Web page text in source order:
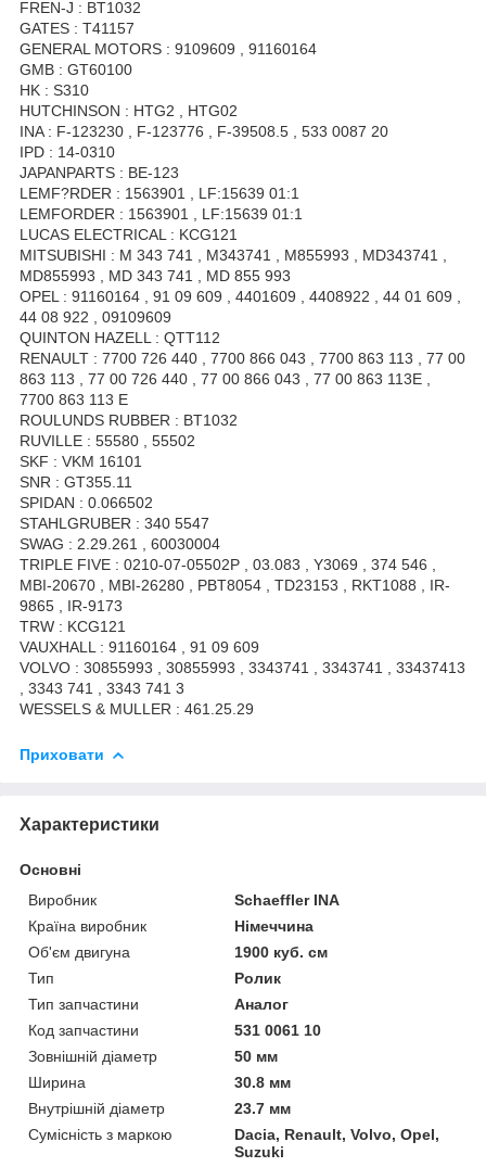
FREN-J : BT1032
GATES : T41157
GENERAL MOTORS : 9109609 , 91160164
GMB : GT60100
HK : S310
HUTCHINSON : HTG2 , HTG02
INA : F-123230 , F-123776 , F-39508.5 , 533 0087 20
IPD : 14-0310
JAPANPARTS : BE-123
LEMF?RDER : 1563901 , LF:15639 01:1
LEMFORDER : 1563901 , LF:15639 01:1
LUCAS ELECTRICAL : KCG121
MITSUBISHI : M 343 741 , M343741 , M855993 , MD343741 ,
MD855993 , MD 343 741 , MD 855 993
OPEL : 91160164 , 91 09 609 , 4401609 , 4408922 , 44 01 609 ,
44 08 922 , 09109609
QUINTON HAZELL : QTT112
RENAULT : 7700 726 440 , 7700 866 043 , 7700 863 113 , 77 00
863 113 , 77 00 726 440 , 77 00 866 043 , 77 00 863 113E ,
7700 863 113 E
ROULUNDS RUBBER : BT1032
RUVILLE : 55580 , 55502
SKF : VKM 16101
SNR : GT355.11
SPIDAN : 0.066502
STAHLGRUBER : 340 5547
SWAG : 2.29.261 , 60030004
TRIPLE FIVE : 0210-07-05502P , 03.083 , Y3069 , 374 546 ,
MBI-20670 , MBI-26280 , PBT8054 , TD23153 , RKT1088 , IR-
9865 , IR-9173
TRW : KCG121
VAUXHALL : 91160164 , 91 09 609
VOLVO : 30855993 , 30855993 , 3343741 , 3343741 , 33437413
, 3343 741 , 3343 741 3
WESSELS & MULLER : 461.25.29
Приховати
Характеристики
Основні
Виробник
Schaeffler INA
Країна виробник
Німеччина
Об'єм двигуна
1900 куб. см
Тип
Ролик
Тип запчастини
Аналог
Код запчастини
531 0061 10
Зовнішній діаметр
50 мм
Ширина
30.8 мм
Внутрішній діаметр
23.7 мм
Сумісність з маркою
Dacia, Renault, Volvo, Opel,
Suzuki